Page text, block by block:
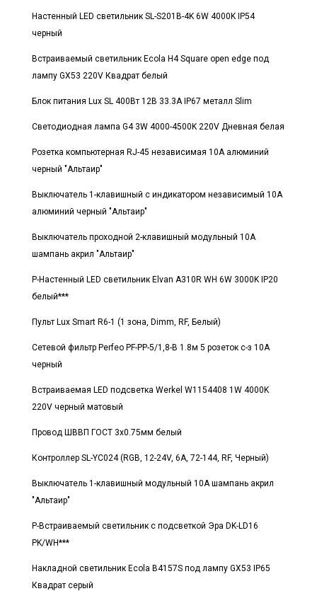
Настенный LED светильник SL-S201B-4K 6W 4000K IP54
черный
Встраиваемый светильник Ecola H4 Square open edge под
лампу GX53 220V Квадрат белый
Блок питания Lux SL 400Вт 12В 33.3А IP67 металл Slim
Светодиодная лампа G4 3W 4000-4500K 220V Дневная белая
Розетка компьютерная RJ-45 независимая 10А алюминий
черный "Альтаир"
Выключатель 1-клавишный с индикатором независимый 10А
алюминий черный "Альтаир"
Выключатель проходной 2-клавишный модульный 10А
шампань акрил "Альтаир"
Р-Настенный LED светильник Elvan A310R WH 6W 3000K IP20
белый***
Пульт Lux Smart R6-1 (1 зона, Dimm, RF, Белый)
Сетевой фильтр Perfeo PF-PP-5/1,8-B 1.8м 5 розеток с-з 10А
черный
Встраиваемая LED подсветка Werkel W1154408 1W 4000K
220V черный матовый
Провод ШВВП ГОСТ 3x0.75мм белый
Контроллер SL-YC024 (RGB, 12-24V, 6A, 72-144, RF, Черный)
Выключатель 1-клавишный модульный 10А шампань акрил
"Альтаир"
Р-Встраиваемый светильник с подсветкой Эра DK-LD16
PK/WH***
Накладной светильник Ecola B4157S под лампу GX53 IP65
Квадрат серый